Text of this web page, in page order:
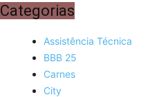
Categorias
Assistência Técnica
BBB 25
Carnes
City